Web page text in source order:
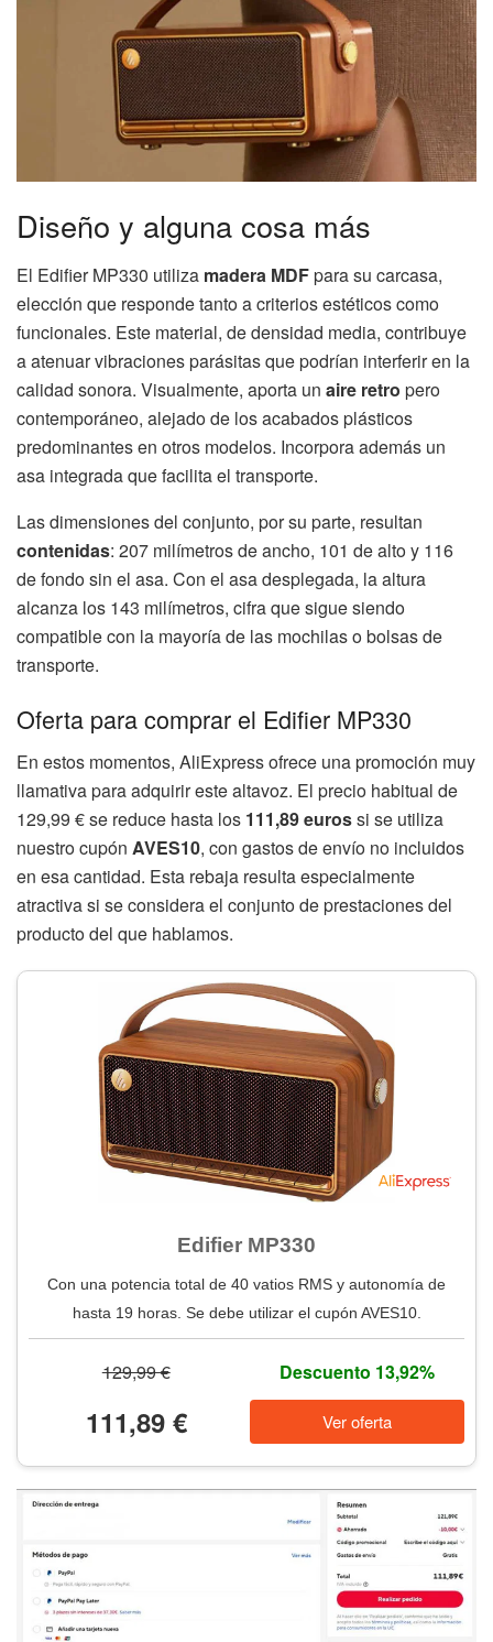
Diseño y alguna cosa más
El Edifier MP330 utiliza madera MDFpara su carcasa,
elección que responde tanto a criterios estéticos como
funcionales. Este material, de densidad media, contribuye
a atenuar vibraciones parásitas que podrían interferir en la
calidad sonora. Visualmente, aporta un aire retro pero
contemporáneo, alejado de los acabados plásticos
predominantes en otros modelos. Incorpora además un
asa integrada que facilita el transporte.
Las dimensiones del conjunto, por su parte, resultan
contenidas: 207 milímetros de ancho, 101 de alto y 116
de fondo sin el asa. Con el asa desplegada, la altura
alcanza los 143 milímetros, cifra que sigue siendo
compatible con la mayoría de las mochilas o bolsas de
transporte.
Oferta para comprar el Edifier MP330
En estos momentos, AliExpress ofrece una promoción muy
llamativa para adquirir este altavoz. El precio habitual de
129,99 € se reduce hasta los 111,89 eurossi se utiliza
nuestro cupón AVES10, con gastos de envío no incluidos
en esa cantidad. Esta rebaja resulta especialmente
atractiva si se considera el conjunto de prestaciones del
producto del que hablamos.
Edifier MP330
Con una potencia total de 40 vatios RMS y autonomía de
hasta 19 horas. Se debe utilizar el cupón AVES10.
129,99 € Descuento 13,92%
111,89 € Ver oferta